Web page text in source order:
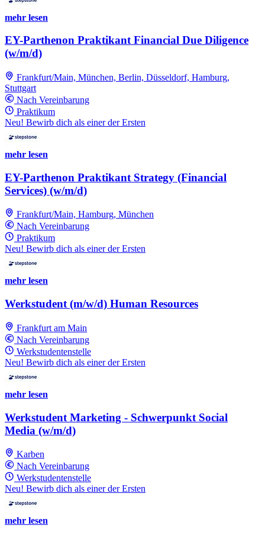
mehr lesen
EY-Parthenon Praktikant Financial Due Diligence
(w/m/d)
Frankfurt/Main, München, Berlin, Düsseldorf, Hamburg,
Stuttgart
Nach Vereinbarung
Praktikum
Neu! Bewirb dich als einer der Ersten
mehr lesen
EY-Parthenon Praktikant Strategy (Financial
Services) (w/m/d)
Frankfurt/Main, Hamburg, München
Nach Vereinbarung
Praktikum
Neu! Bewirb dich als einer der Ersten
mehr lesen
Werkstudent (m/w/d) Human Resources
Frankfurt am Main
Nach Vereinbarung
Werkstudentenstelle
Neu! Bewirb dich als einer der Ersten
mehr lesen
Werkstudent Marketing - Schwerpunkt Social
Media (w/m/d)
Karben
Nach Vereinbarung
Werkstudentenstelle
Neu! Bewirb dich als einer der Ersten
mehr lesen